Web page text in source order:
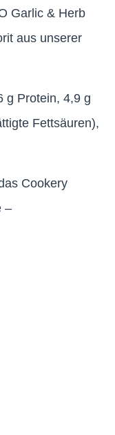
Garlic & Herb
aus unserer
g Protein, 4,9 g
Fettsäuren),
Cookery
–